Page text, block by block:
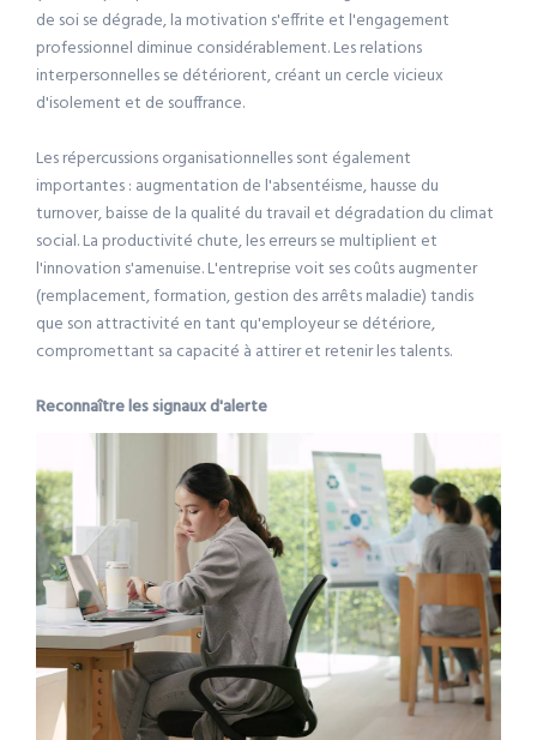
de soi se dégrade, la motivation s'effrite et l'engagement
professionnel diminue considérablement. Les relations
interpersonnelles se détériorent, créant un cercle vicieux
d'isolement et de souffrance.
Les répercussions organisationnelles sont également
importantes : augmentation de l'absentéisme, hausse du
turnover, baisse de la qualité du travail et dégradation du climat
social. La productivité chute, les erreurs se multiplient et
l'innovation s'amenuise. L'entreprise voit ses coûts augmenter
(remplacement, formation, gestion des arrêts maladie) tandis
que son attractivité en tant qu'employeur se détériore,
compromettant sa capacité à attirer et retenir les talents.
Reconnaître les signaux d'alerte